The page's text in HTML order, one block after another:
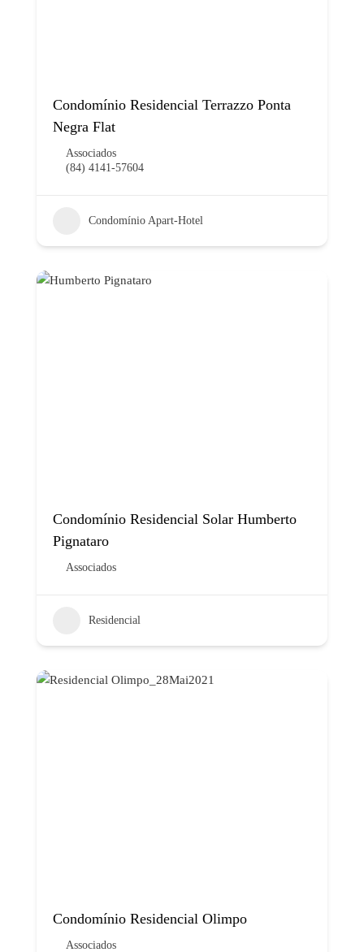
Condomínio Residencial Terrazzo Ponta
Negra Flat
Associados
(84) 4141-57604
Condomínio Apart-Hotel
Condomínio Residencial Solar Humberto
Pignataro
Associados
Residencial
Condomínio Residencial Olimpo
Associados